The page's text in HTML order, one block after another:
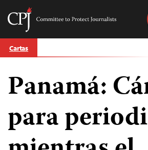
Skip
to
Committee
Journalists
Cartas
Panamá:
para